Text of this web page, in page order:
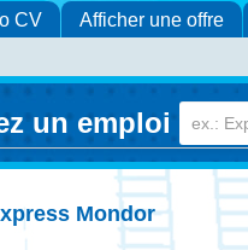
CV Afficher une offre
un emploi
Mondor